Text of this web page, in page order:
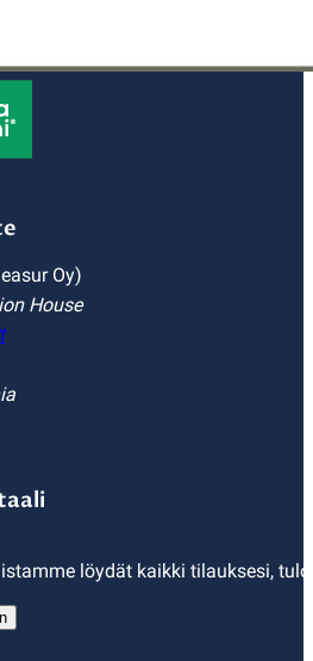
Oy)
House
löydät kaikki tilauksesi,